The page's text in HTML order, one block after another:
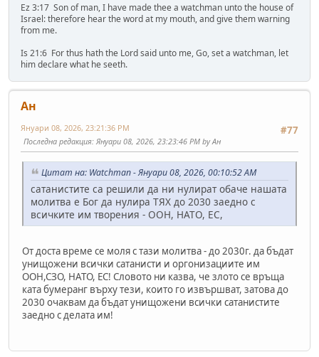
Ez 3:17 Son of man, I have made thee a watchman unto the house of
Israel: therefore hear the word at my mouth, and give them warning
from me.
Is 21:6 For thus hath the Lord said unto me, Go, set a watchman, let
him declare what he seeth.
Ан
#77
Януари 08, 2026, 23:21:36 PM
Последна редакция: Януари 08, 2026, 23:23:46 PM by Ан
Цитат на: Watchman - Януари 08, 2026, 00:10:52 AM
сатанистите са решили да ни нулират обаче нашата
молитва е Бог да нулира ТЯХ до 2030 заедно с
всичките им творения - ООН, НАТО, ЕС,
От доста време се моля с тази молитва - до 2030г. да бъдат
унищожени всички сатанисти и оргонизациите им
ООН,СЗО, НАТО, ЕС! Словото ни казва, че злото се връща
ката бумеранг върху тези, които го извършват, затова до
2030 очаквам да бъдат унищожени всички сатанистите
заедно с делата им!